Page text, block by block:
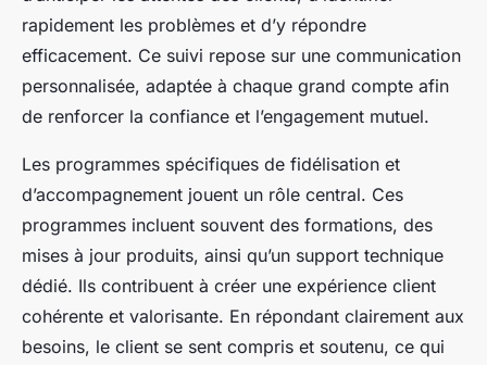
rapidement les problèmes et d’y répondre
efficacement. Ce suivi repose sur une communication
personnalisée, adaptée à chaque grand compte afin
de renforcer la confiance et l’engagement mutuel.
Les programmes spécifiques de fidélisation et
d’accompagnement jouent un rôle central. Ces
programmes incluent souvent des formations, des
mises à jour produits, ainsi qu’un support technique
dédié. Ils contribuent à créer une expérience client
cohérente et valorisante. En répondant clairement aux
besoins, le client se sent compris et soutenu, ce qui